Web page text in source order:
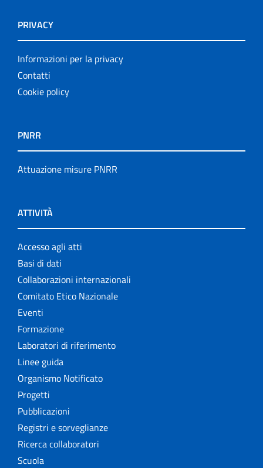
PRIVACY
Informazioni per la privacy
Contatti
Cookie policy
PNRR
Attuazione misure PNRR
ATTIVITÀ
Accesso agli atti
Basi di dati
Collaborazioni internazionali
Comitato Etico Nazionale
Eventi
Formazione
Laboratori di riferimento
Linee guida
Organismo Notificato
Progetti
Pubblicazioni
Registri e sorveglianze
Ricerca collaboratori
Scuola